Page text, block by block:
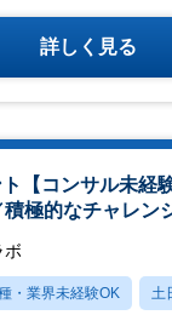
詳しく見る
【コンサル未経
極的なチャレン
ボ
・業界未経験OK 土